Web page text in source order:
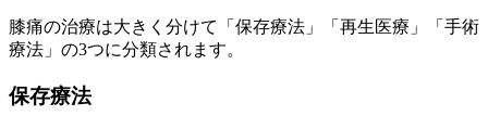
膝痛の治療は大きく分けて「保存療法」「再生医療」「手術
療法」の3つに分類されます。
保存療法